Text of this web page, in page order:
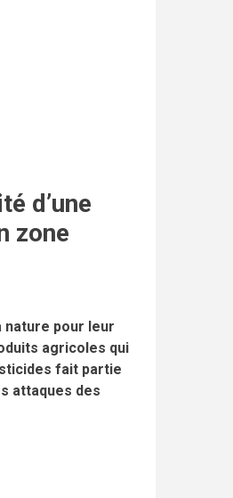
d’une
zone
nature pour leur
agricoles qui
fait partie
attaques des